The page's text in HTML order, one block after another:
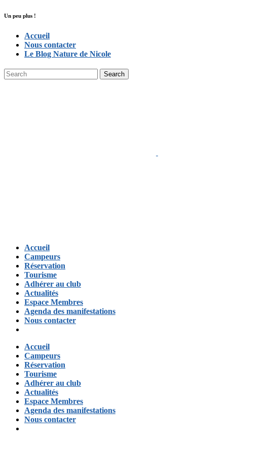
Un peu plus !
Accueil
Nous contacter
Le Blog Nature de Nicole
Accueil
Campeurs
Réservation
Tourisme
Adhérer au club
Actualités
Espace Membres
Agenda des manifestations
Nous contacter
Accueil
Campeurs
Réservation
Tourisme
Adhérer au club
Actualités
Espace Membres
Agenda des manifestations
Nous contacter